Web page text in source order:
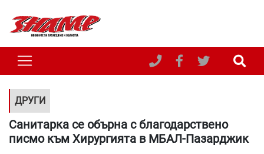
ДРУГИ
Санитарка се обърна с благодарствено
писмо към Хирургията в МБАЛ-Пазарджик